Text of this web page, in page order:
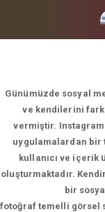
Günümüzde sosyal
ve kendilerini
vermiştir.
uygulamalardan bir
kullanıcı ve içerik
oluşturmaktadır.
bir
fotoğraf temelli görsel